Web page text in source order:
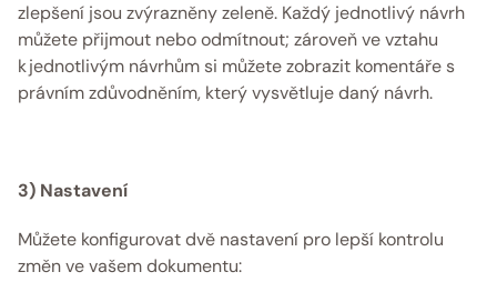
zlepšení jsou zvýrazněny zeleně. Každý jednotlivý návrh
můžete přijmout nebo odmítnout; zároveň ve vztahu
k jednotlivým návrhům si můžete zobrazit komentáře s
právním zdůvodněním, který vysvětluje daný návrh.
3) Nastavení
Můžete konfigurovat dvě nastavení pro lepší kontrolu
změn ve vašem dokumentu: